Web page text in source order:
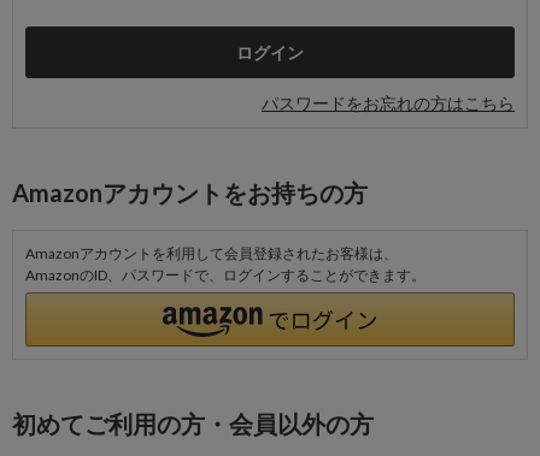
パスワードをお忘れの方はこちら
Amazonアカウントをお持ちの方
Amazonアカウントを利用して会員登録されたお客様は、
AmazonのID、パスワードで、ログインすることができます。
初めてご利用の方・会員以外の方